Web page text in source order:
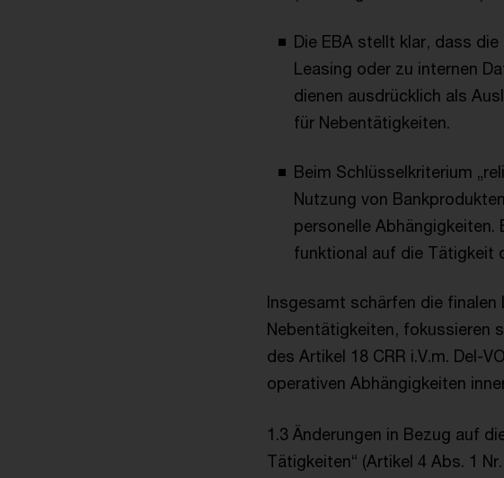
Die EBA stellt klar, dass
Leasing oder zu internen
dienen ausdrücklich als
für Nebentätigkeiten.
Beim Schlüsselkriterium
Nutzung von
personelle
funktional auf die Tätigkeit
Insgesamt schärfen die
Nebentätigkeiten, fokussieren
des Artikel 18 CRR i.V.m. Del-
operativen Abhängigkeiten
1.3 Änderungen in Bezug auf
Tätigkeiten“ (Artikel 4 Abs. 1 Nr.